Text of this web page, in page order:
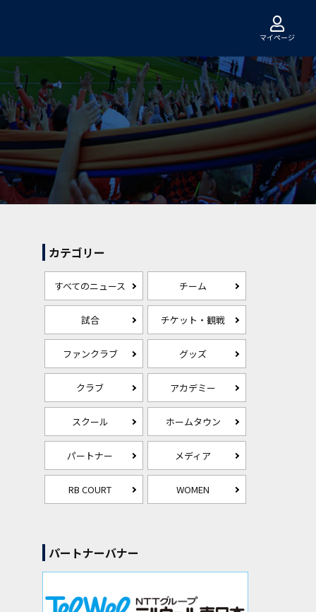
マイページ
カテゴリー
すべてのニュース チーム
試合 チケット・観戦
ファンクラブ グッズ
クラブ アカデミー
スクール ホームタウン
パートナー メディア
RB COURT WOMEN
パートナーバナー